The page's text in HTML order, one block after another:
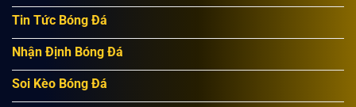
Tin Tức Bóng Đá
Nhận Định Bóng Đá
Soi Kèo Bóng Đá